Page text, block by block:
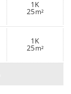
1K
25m²
1K
25m²